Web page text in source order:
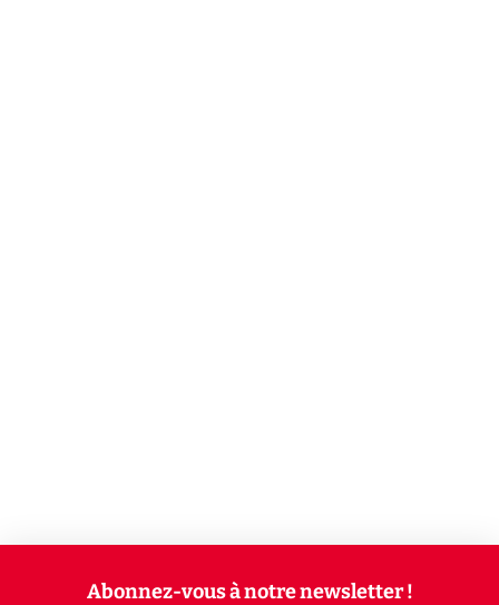
Abonnez-vous à notre newsletter !